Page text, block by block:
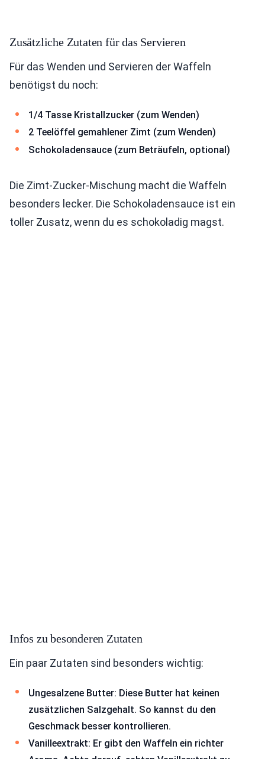
Zusätzliche Zutaten für das Servieren
Für das Wenden und Servieren der Waffeln
benötigst du noch:
1/4 Tasse Kristallzucker (zum Wenden)
2 Teelöffel gemahlener Zimt (zum Wenden)
Schokoladensauce (zum Beträufeln, optional)
Die Zimt-Zucker-Mischung macht die Waffeln
besonders lecker. Die Schokoladensauce ist ein
toller Zusatz, wenn du es schokoladig magst.
Infos zu besonderen Zutaten
Ein paar Zutaten sind besonders wichtig:
Ungesalzene Butter: Diese Butter hat keinen
zusätzlichen Salzgehalt. So kannst du den
Geschmack besser kontrollieren.
Vanilleextrakt: Er gibt den Waffeln ein richter